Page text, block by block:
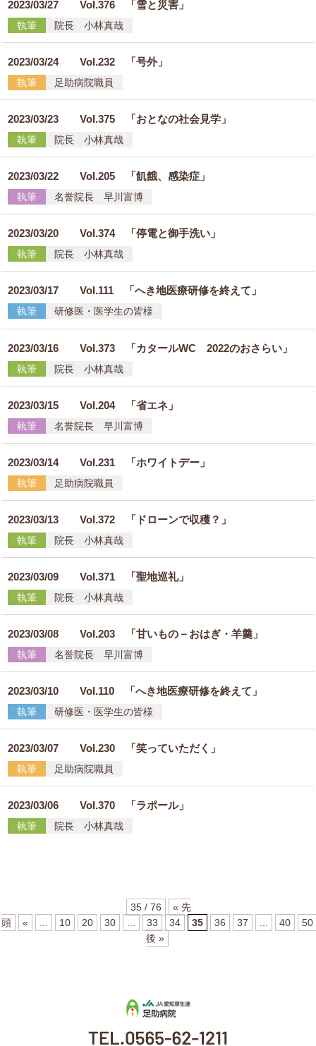
2023/03/27Vol.376 「雪と災害」
執筆 院長 小林真哉
2023/03/24Vol.232 「号外」
執筆 足助病院職員
2023/03/23Vol.375 「おとなの社会見学」
執筆 院長 小林真哉
2023/03/22Vol.205 「飢餓、感染症」
執筆 名誉院長 早川富博
2023/03/20Vol.374 「停電と御手洗い」
執筆 院長 小林真哉
2023/03/17Vol.111 「へき地医療研修を終えて」
執筆 研修医・医学生の皆様
2023/03/16Vol.373 「カタールWC 2022のおさらい」
執筆 院長 小林真哉
2023/03/15Vol.204 「省エネ」
執筆 名誉院長 早川富博
2023/03/14Vol.231 「ホワイトデー」
執筆 足助病院職員
2023/03/13Vol.372 「ドローンで収穫？」
執筆 院長 小林真哉
2023/03/09Vol.371 「聖地巡礼」
執筆 院長 小林真哉
2023/03/08Vol.203 「甘いもの－おはぎ・羊羹」
執筆 名誉院長 早川富博
2023/03/10Vol.110 「へき地医療研修を終えて」
執筆 研修医・医学生の皆様
2023/03/07Vol.230 「笑っていただく」
執筆 足助病院職員
2023/03/06Vol.370 「ラポール」
執筆 院長 小林真哉
35 / 76
« 先
頭
« ... 10 20 30 ... 33 34 35 36 37 ... 40
50
後 »